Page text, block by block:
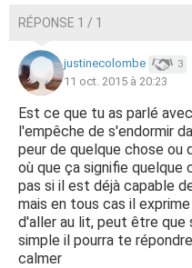
RÉPONSE 1 / 1
justinecolombe 3
11 oct. 2015 à 20:23
Est ce que tu as parlé
l'empêche de s'endormir
peur de quelque chose ou
où que ça signifie quelque
pas si il est déjà capable
mais en tous cas il
d'aller au lit, peut être que
simple il pourra te
calmer